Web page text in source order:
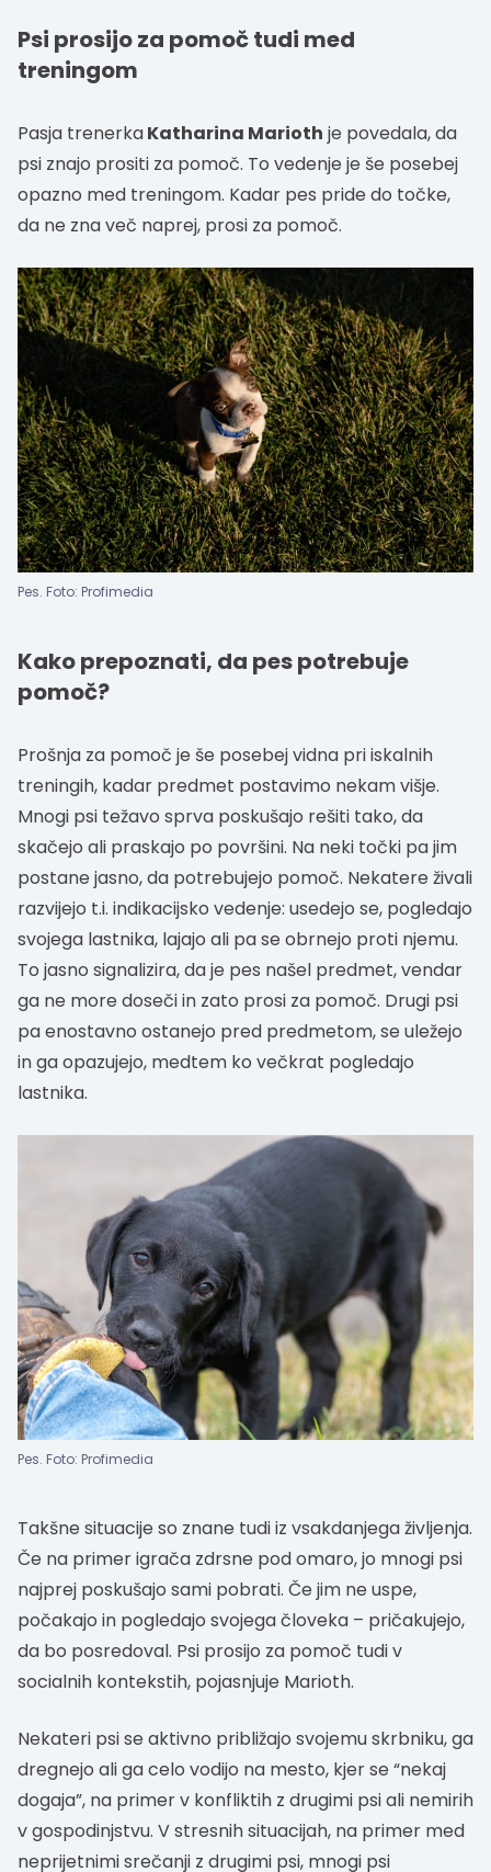
Psi prosijo za pomoč tudi med
treningom
Pasja trenerkaKatharina Marioth je povedala, da
psi znajo prositi za pomoč. To vedenje je še posebej
opazno med treningom. Kadar pes pride do točke,
da ne zna več naprej, prosi za pomoč.
Pes. Foto: Profimedia
Kako prepoznati, da pes potrebuje
pomoč?
Prošnja za pomoč je še posebej vidna pri iskalnih
treningih, kadar predmet postavimo nekam višje.
Mnogi psi težavo sprva poskušajo rešiti tako, da
skačejo ali praskajo po površini. Na neki točki pa jim
postane jasno, da potrebujejo pomoč. Nekatere živali
razvijejo t.i. indikacijsko vedenje: usedejo se, pogledajo
svojega lastnika, lajajo ali pa se obrnejo proti njemu.
To jasno signalizira, da je pes našel predmet, vendar
ga ne more doseči in zato prosi za pomoč. Drugi psi
pa enostavno ostanejo pred predmetom, se uležejo
in ga opazujejo, medtem ko večkrat pogledajo
lastnika.
Pes. Foto: Profimedia
Takšne situacije so znane tudi iz vsakdanjega življenja.
Če na primer igrača zdrsne pod omaro, jo mnogi psi
najprej poskušajo sami pobrati. Če jim ne uspe,
počakajo in pogledajo svojega človeka – pričakujejo,
da bo posredoval. Psi prosijo za pomoč tudi v
socialnih kontekstih, pojasnjuje Marioth.
Nekateri psi se aktivno približajo svojemu skrbniku, ga
dregnejo ali ga celo vodijo na mesto, kjer se “nekaj
dogaja”, na primer v konfliktih z drugimi psi ali nemirih
v gospodinjstvu. V stresnih situacijah, na primer med
neprijetnimi srečanji z drugimi psi, mnogi psi